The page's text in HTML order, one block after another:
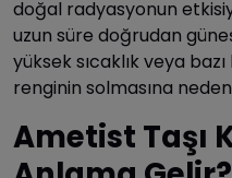
doğal radyasyonun
uzun süre doğrudan
yüksek sıcaklık veya
renginin solmasına
Ametist Taşı